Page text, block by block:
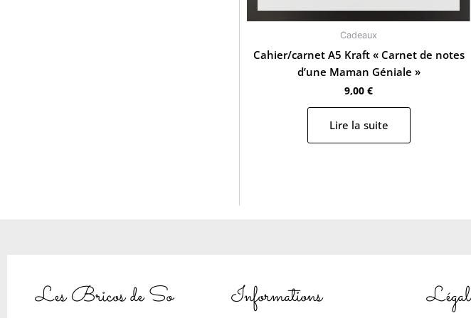
Cadeaux
Cahier/carnet A5 Kraft « Carnet de notes
d’une Maman Géniale »
9,00€
Lire la suite
Les Bricos de So Informations Légal